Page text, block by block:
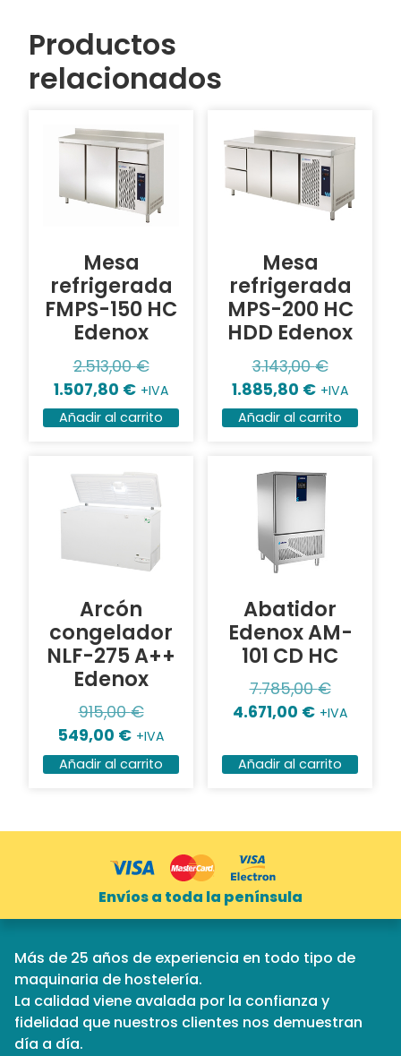
Productos
relacionados
Mesa
refrigerada
FMPS-150 HC
Edenox
2.513,00€
1.507,80 € +IVA
Añadir al carrito
Mesa
refrigerada
MPS-200 HC
HDD Edenox
3.143,00€
1.885,80 € +IVA
Añadir al carrito
Arcón
congelador
NLF-275 A++
Edenox
915,00€
549,00 € +IVA
Añadir al carrito
Abatidor
Edenox AM-
101 CD HC
7.785,00€
4.671,00 € +IVA
Añadir al carrito
Envíos a toda la península
Más de 25 años de experiencia en todo tipo de
maquinaria de hostelería.
La calidad viene avalada por la confianza y
fidelidad que nuestros clientes nos demuestran
día a día.